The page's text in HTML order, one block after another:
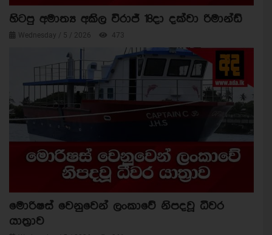
හිටපු අමාත්‍ය අකිල විරාජ් 18දා දක්වා රිමාන්ඩ්
Wednesday / 5 / 2026 473
මොරිෂස් වෙනුවෙන් ලංකාවේ නිපදවූ ධීවර
යාත්‍රාව